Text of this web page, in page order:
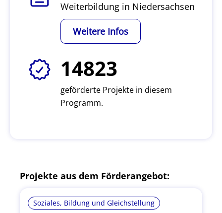
Weiterbildung in Niedersachsen
Weitere Infos
14823
geförderte Projekte in diesem
Programm.
Projekte aus dem Förderangebot:
Soziales, Bildung und Gleichstellung